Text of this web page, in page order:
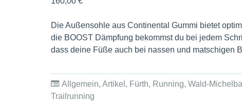
Die Außensohle aus Continental Gummi bietet
die BOOST Dämpfung bekommst du bei jedem
dass deine Füße auch bei nassen und matschigen
Allgemein, Artikel , Fürth, Running, Wald-
Trailrunning